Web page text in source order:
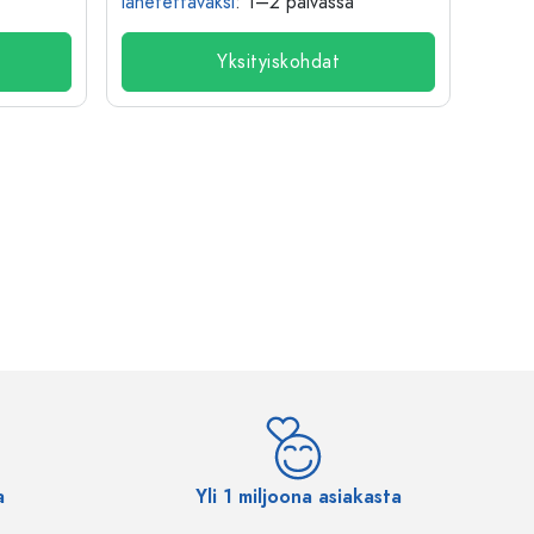
Yksityiskohdat
Yli 1 miljoona asiakasta